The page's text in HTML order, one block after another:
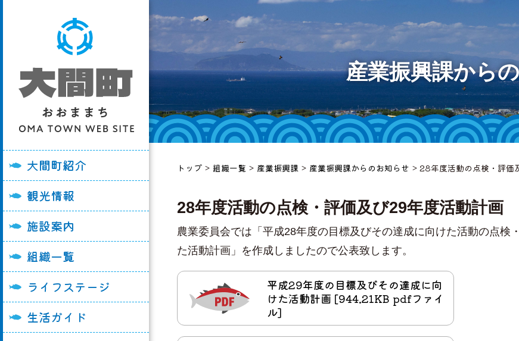
大間町
大間町紹介
大間町の紹介
町長あいさつ
町勢要覧
大間町の例規集
大間町の画像
大間町Youtubeチャンネ
観光情報
大間崎を訪れる皆様へ
おすすめ観光スポット
イベント情報
陸マグロ「大間牛」
グルメ・飲食店
宿泊施設
施設案内
各施設利用申請書等
大間町役場
大間病院
うみの子保育園
大間小学校
大間中学校
奥戸交流館
勤労青少年ホーム
総合開発センター
組織一覧
総務課
企画経営課
住民福祉課
健康づくり推進課
産業振興課
生活整備課
教育委員会
農業委員会
議会事務局
ライフステージ
妊娠・出産
入園・入学
引っ越し
おくやみ
生活ガイド
ごみ
子育て・学校教育
医療・健康づくり
国保・後期高齢者
上水道・下水道
町営住宅
移住・空家バンク
マイナンバー制度
産業振興課から
トップ > 組織一覧 > 産業振興課 > 産業振興課からのお知らせ > 28年度活動の点検・評価
28年度活動の点検・評価及び29年度活動計画
農業委員会では「平成28年度の目標及びその達成に向けた活動の点検
た活動計画」を作成しましたので公表致します。
平成29年度の目標及びその達成に向
けた活動計画 [944.21KB pdfファイ
ル]